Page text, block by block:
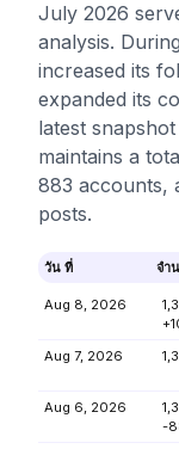
July 2026
analysis.
increased its
expanded its
latest
maintains a
883 accounts,
posts.
วัน ที่ จำ
Aug 8, 2026
Aug 7, 2026
Aug 6, 2026
-